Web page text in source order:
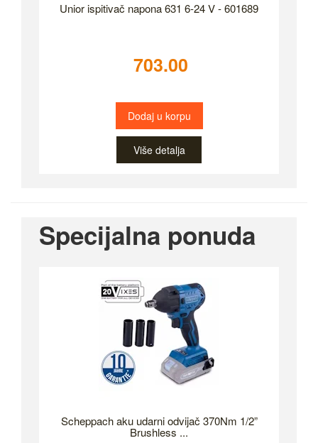
Unior ispitivač napona 631 6-24 V - 601689
703.00
Dodaj u korpu
Više detalja
Specijalna ponuda
Scheppach aku udarni odvijač 370Nm 1/2”
Brushless ...